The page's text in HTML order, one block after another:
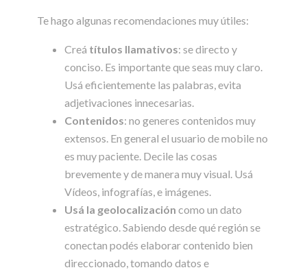
Te hago algunas recomendaciones muy útiles:
Creá títulos llamativos: se directo y
conciso. Es importante que seas muy claro.
Usá eficientemente las palabras, evita
adjetivaciones innecesarias.
Contenidos: no generes contenidos muy
extensos. En general el usuario de mobile no
es muy paciente. Decile las cosas
brevemente y de manera muy visual. Usá
Vídeos, infografías, e imágenes.
Usá la geolocalización como un dato
estratégico. Sabiendo desde qué región se
conectan podés elaborar contenido bien
direccionado, tomando datos e